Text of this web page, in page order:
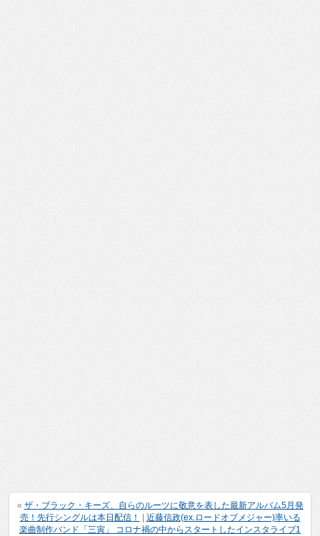
« ザ・ブラック・キーズ、自らのルーツに敬意を表した最新アルバム5月発
売！先行シングルは本日配信！
近藤信政(ex.ロードオブメジャー)率いる
楽曲制作バンド「三寅」 コロナ禍の中からスタートしたインスタライブ1